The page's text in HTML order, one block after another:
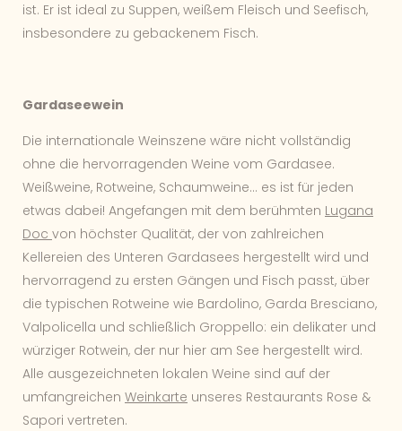
ist. Er ist ideal zu Suppen, weißem Fleisch und Seefisch,
insbesondere zu gebackenem Fisch.
Gardaseewein
Die internationale Weinszene wäre nicht vollständig
ohne die hervorragenden Weine vom Gardasee.
Weißweine, Rotweine, Schaumweine... es ist für jeden
etwas dabei! Angefangen mit dem berühmten Lugana
Doc von höchster Qualität, der von zahlreichen
Kellereien des Unteren Gardasees hergestellt wird und
hervorragend zu ersten Gängen und Fisch passt, über
die typischen Rotweine wie Bardolino, Garda Bresciano,
Valpolicella und schließlich Groppello: ein delikater und
würziger Rotwein, der nur hier am See hergestellt wird.
Alle ausgezeichneten lokalen Weine sind auf der
umfangreichen Weinkarte unseres Restaurants Rose &
Sapori vertreten.